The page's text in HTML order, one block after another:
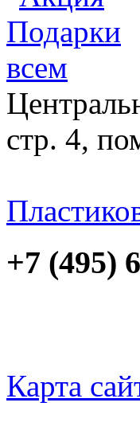
стр. 4,
+7 (495)
Карта